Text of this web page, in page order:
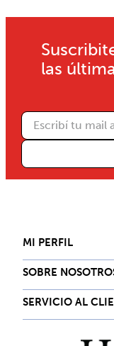
las
MI PERFIL
SOBRE
SERVICIO AL